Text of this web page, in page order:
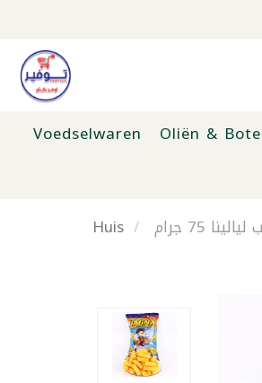
Voedselwaren Oliën &
Huis
75 جرام